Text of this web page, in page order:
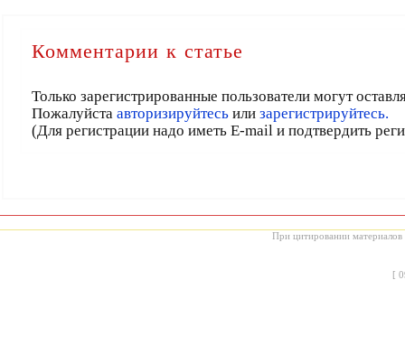
Комментарии к статье
Только зарегистрированные пользователи могут
Пожалуйста авторизируйтесьили зарегистрируйтесь.
(Для регистрации надо иметь E-mail и подтвердить
При цитировании материалов
[